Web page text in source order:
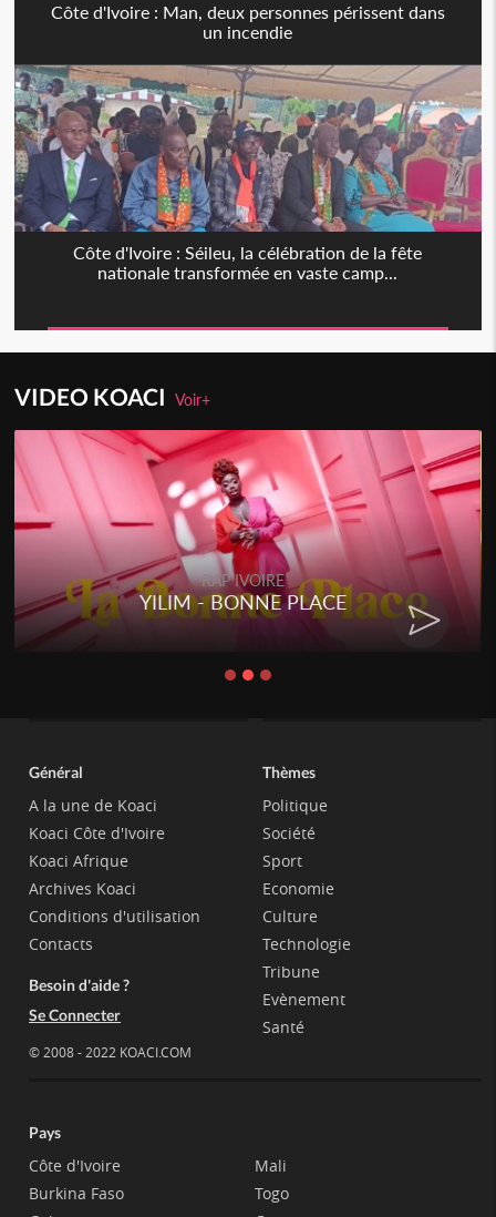
Côte d'Ivoire : Man, deux personnes périssent dans
un incendie
Côte d'Ivoire : Séileu, la célébration de la fête
nationale transformée en vaste camp...
VIDEO KOACIVoir+
RAP IVOIRE
- BONNE PLACE RENARD
Général
A la une de Koaci
Koaci Côte d'Ivoire
Koaci Afrique
Archives Koaci
Conditions d'utilisation
Contacts
Besoin d'aide ?
Se Connecter
© 2008 - 2022 KOACI.COM
Thèmes
Politique
Société
Sport
Economie
Culture
Technologie
Tribune
Evènement
Santé
Pays
Côte d'Ivoire
Burkina Faso
Mali
Togo